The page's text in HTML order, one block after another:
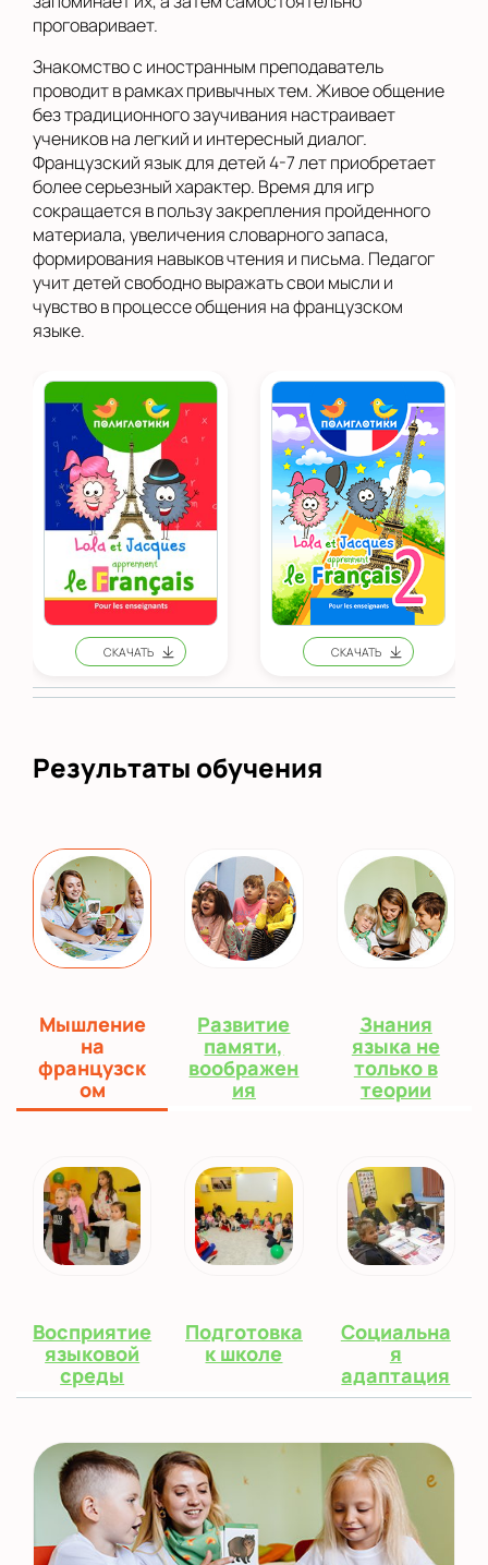
проговаривает.
Знакомство с иностранным преподаватель
проводит в рамках привычных тем. Живое общение
без традиционного заучивания настраивает
учеников на легкий и интересный диалог.
Французский язык для детей 4-7 лет приобретает
более серьезный характер. Время для игр
сокращается в пользу закрепления пройденного
материала, увеличения словарного запаса,
формирования навыков чтения и письма. Педагог
учит детей свободно выражать свои мысли и
чувство в процессе общения на французском
языке.
Результаты обучения
Мышление
на
французск
ом
Развитие
памяти,
воображен
ия
Знания
языка не
только в
теории
Восприятие
языковой
среды
Подготовка
к школе
Социальна
я
адаптация